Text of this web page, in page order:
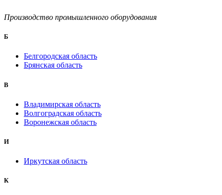
Производство промышленного оборудования
Б
Белгородская область
Брянская область
B
Владимирская область
Волгоградская область
Воронежская область
И
Иркутская область
К